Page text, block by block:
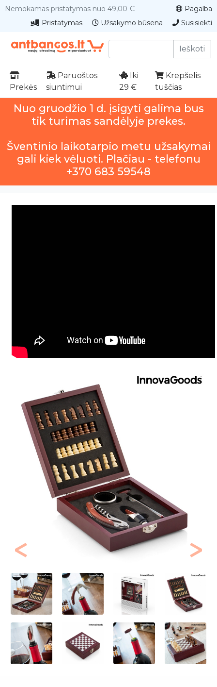
Nemokamas pristatymas nuo 49,00 €
Pagalba
Pristatymas
Užsakymo būsena Susisiekti
Ieškoti
Prekės
Paruoštos
siuntimui
Iki
29 €
Krepšelis
tuščias
Nuo gruodžio 1 d. įsigyti galima bus
tik turimas sandėlyje prekes.
Šventinio laikotarpio metu užsakymai
gali kiek vėluoti. Plačiau - telefonu
+370 683 59548
Previous Next